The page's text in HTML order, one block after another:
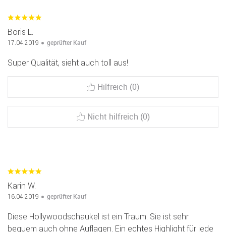
Boris L.
17.04.2019 geprüfter Kauf
Super Qualität, sieht auch toll aus!
Hilfreich (0)
Nicht hilfreich (0)
Karin W.
16.04.2019 geprüfter Kauf
Diese Hollywoodschaukel ist ein Traum. Sie ist sehr
bequem auch ohne Auflagen. Ein echtes Highlight für jede